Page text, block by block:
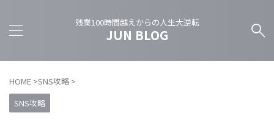
残業100時間越えからの人生大逆転
JUN BLOG
HOME >SNS攻略 >
SNS攻略